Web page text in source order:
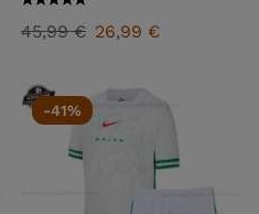
45,99€ 26,99 €
-41%